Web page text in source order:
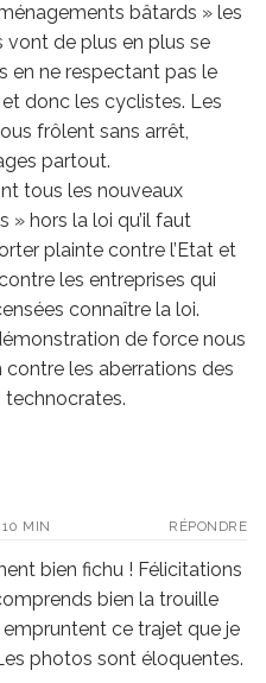
bâtards » les
vont de plus en plus se
en ne respectant pas le
donc les cyclistes. Les
frôlent sans arrêt,
partout.
tous les nouveaux
» hors la loi qu’il faut
plainte contre l’Etat et
les entreprises qui
connaître la loi.
de force nous
contre les aberrations des
MIN RÉPONDRE
bien fichu ! Félicitations
bien la trouille
ce trajet que je
photos sont éloquentes.